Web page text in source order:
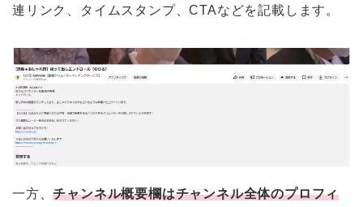
連リンク、タイムスタンプ、CTAなどを記載します。
一方、チャンネル概要欄はチャンネル全体のプロフィ